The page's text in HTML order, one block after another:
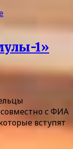
1»
с ФИА
вступят